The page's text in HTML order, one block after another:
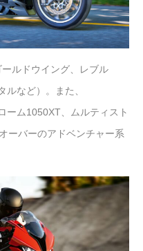
ルドウイング、レブル
など）。また、
ーム1050XT、ムルティスト
ーバーのアドベンチャー系